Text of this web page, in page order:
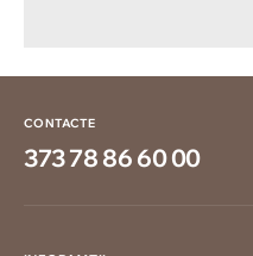
CONTACTE
373 78 86 60 00